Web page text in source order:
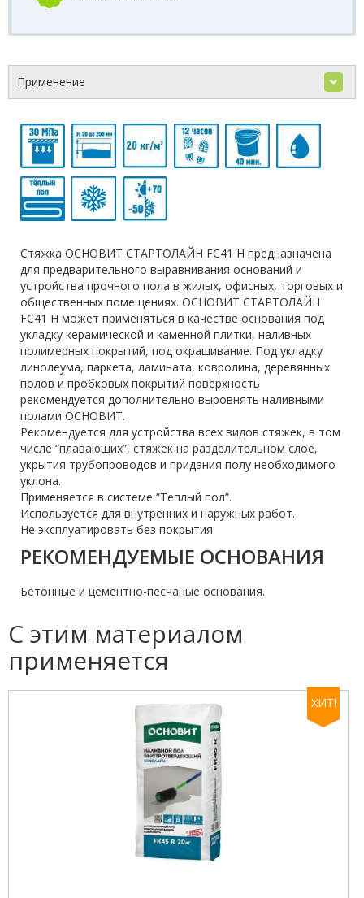
Применение
Стяжка ОСНОВИТ СТАРТОЛАЙН FC41 H предназначена
для предварительного выравнивания оснований и
устройства прочного пола в жилых, офисных, торговых и
общественных помещениях. ОСНОВИТ СТАРТОЛАЙН
FC41 H может применяться в качестве основания под
укладку керамической и каменной плитки, наливных
полимерных покрытий, под окрашивание. Под укладку
линолеума, паркета, ламината, ковролина, деревянных
полов и пробковых покрытий поверхность
рекомендуется дополнительно выровнять наливными
полами ОСНОВИТ.
Рекомендуется для устройства всех видов стяжек, в том
числе “плавающих”, стяжек на разделительном слое,
укрытия трубопроводов и придания полу необходимого
уклона.
Применяется в системе “Теплый пол”.
Используется для внутренних и наружных работ.
Не эксплуатировать без покрытия.
РЕКОМЕНДУЕМЫЕ ОСНОВАНИЯ
Бетонные и цементно-песчаные основания.
С этим материалом
применяется
ХИТ!